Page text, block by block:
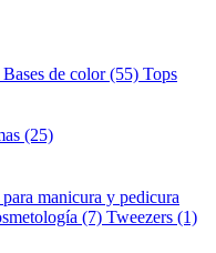
Bases de color (55) Tops
(25)
manicura y pedicura
(7) Tweezers (1)